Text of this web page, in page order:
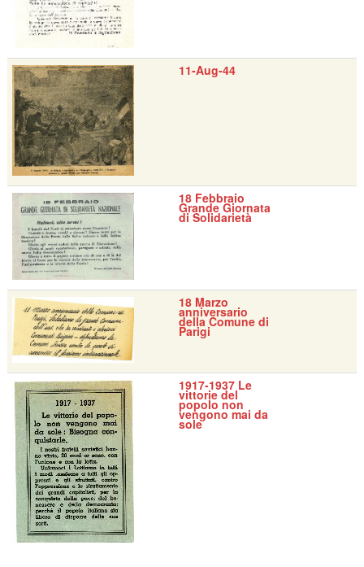
11-Aug-44
18 Febbraio
Grande Giornata
di Solidarietà
18 Marzo
anniversario
della Comune di
Parigi
1917-1937 Le
vittorie del
popolo non
vengono mai da
sole